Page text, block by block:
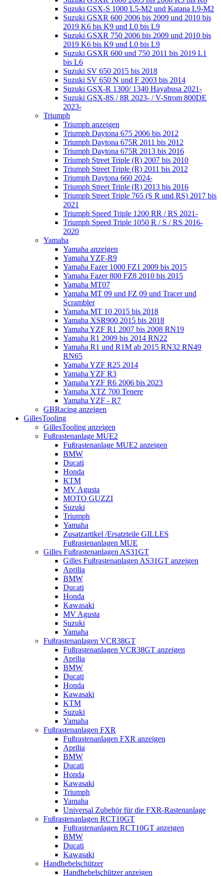
Suzuki GSX-S 1000 L5-M2 und Katana L9-M2
Suzuki GSXR 600 2006 bis 2009 und 2010 bis
2019 K6 bis K9 und L0 bis L9
Suzuki GSXR 750 2006 bis 2009 und 2010 bis
2019 K6 bis K9 und L0 bis L9
Suzuki GSXR 600 und 750 2011 bis 2019 L1
bis L6
Suzuki SV 650 2015 bis 2018
Suzuki SV 650 N und F 2003 bis 2014
Suzuki GSX-R 1300/ 1340 Hayabusa 2021-
Suzuki GSX-8S / 8R 2023- / V-Strom 800DE
2023-
Triumph
Triumph anzeigen
Triumph Daytona 675 2006 bis 2012
Triumph Daytona 675R 2011 bis 2012
Triumph Daytona 675R 2013 bis 2016
Triumph Street Triple (R) 2007 bis 2010
Triumph Street Triple (R) 2011 bis 2012
Triumph Daytona 660 2024-
Triumph Street Triple (R) 2013 bis 2016
Triumph Street Triple 765 (S R und RS) 2017 bis
2021
Triumph Speed Triple 1200 RR / RS 2021-
Triumph Speed Triple 1050 R / S / RS 2016-
2020
Yamaha
Yamaha anzeigen
Yamaha YZF-R9
Yamaha Fazer 1000 FZ1 2009 bis 2015
Yamaha Fazer 800 FZ8 2010 bis 2015
Yamaha MT07
Yamaha MT 09 und FZ 09 und Tracer und
Scrambler
Yamaha MT 10 2015 bis 2018
Yamaha XSR900 2015 bis 2018
Yamaha YZF R1 2007 bis 2008 RN19
Yamaha R1 2009 bis 2014 RN22
Yamaha R1 und R1M ab 2015 RN32 RN49
RN65
Yamaha YZF R25 2014
Yamaha YZF R3
Yamaha YZF R6 2006 bis 2023
Yamaha XTZ 700 Tenere
Yamaha YZF - R7
GBRacing anzeigen
GillesTooling
GillesTooling anzeigen
Fußrastenanlage MUE2
Fußrastenanlage MUE2 anzeigen
BMW
Ducati
Honda
KTM
MV Agusta
MOTO GUZZI
Suzuki
Triumph
Yamaha
Zusatzartikel /Ersatzteile GILLES
Fußrastenanlagen MUE
Gilles Fußrastenanlagen AS31GT
Gilles Fußrastenanlagen AS31GT anzeigen
Aprilia
BMW
Ducati
Honda
Kawasaki
MV Agusta
Suzuki
Yamaha
Fußrastenanlagen VCR38GT
Fußrastenanlagen VCR38GT anzeigen
Aprilia
BMW
Ducati
Honda
Kawasaki
KTM
Suzuki
Yamaha
Fußrastenanlagen FXR
Fußrastenanlagen FXR anzeigen
Aprilia
BMW
Ducati
Honda
Kawasaki
Triumph
Yamaha
Universal Zubehör für die FXR-Rastenanlage
Fußrastenanlagen RCT10GT
Fußrastenanlagen RCT10GT anzeigen
BMW
Ducati
Kawasaki
Handhebelschützer
Handhebelschützer anzeigen